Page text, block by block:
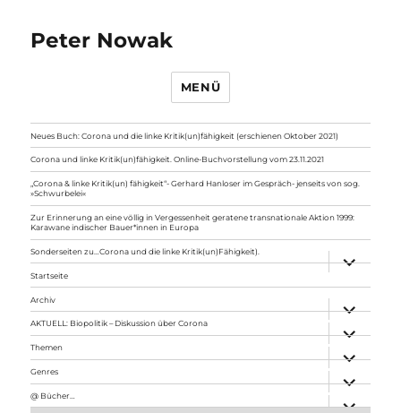
Peter Nowak
MENÜ
Neues Buch: Corona und die linke Kritik(un)fähigkeit (erschienen Oktober 2021)
Corona und linke Kritik(un)fähigkeit. Online-Buchvorstellung vom 23.11.2021
„Corona & linke Kritik(un) fähigkeit“- Gerhard Hanloser im Gespräch- jenseits von sog.
»Schwurbelei«
Zur Erinnerung an eine völlig in Vergessenheit geratene transnationale Aktion 1999:
Karawane indischer Bauer*innen in Europa
Sonderseiten zu…Corona und die linke Kritik(un)Fähigkeit).
anzeigen
Startseite
Archiv
anzeigen
AKTUELL: Biopolitik – Diskussion über Corona
anzeigen
Themen
anzeigen
Genres
anzeigen
@ Bücher…